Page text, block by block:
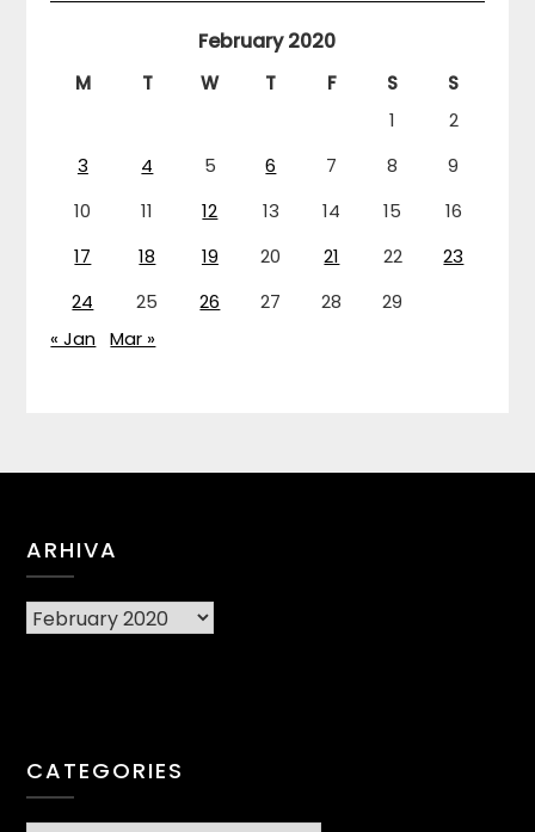
February 2020
M T W T F S
S
1
2
3
4 5 6 7 8
9
10
11 12 13 14 15
16
17
18 19 20 21 22
23
24
25 26 27 28
29
« Jan Mar »
ARHIVA
Arhiva
CATEGORIES